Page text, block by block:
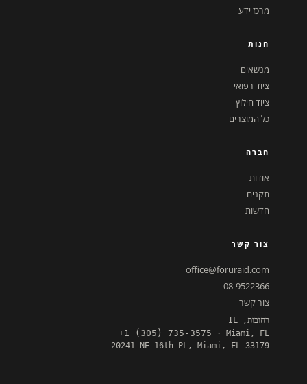
מרכז ידע
חנות
מנשאים
ציוד רפואי
ציוד חילוץ
כל המוצרים
חברה
אודות
תקנים
חדשות
צור קשר
office@foruraid.com
08-9522366
צור קשר
רחובות, IL
+1 (305) 735-3575 · Miami, FL
20241 NE 16th PL, Miami, FL 33179